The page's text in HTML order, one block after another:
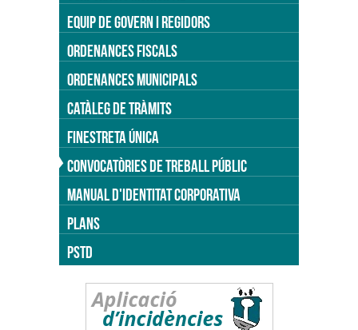
EQUIP DE GOVERN I REGIDORS
ORDENANCES FISCALS
ORDENANCES MUNICIPALS
CATÀLEG DE TRÀMITS
FINESTRETA ÚNICA
CONVOCATÒRIES DE TREBALL PÚBLIC
MANUAL D'IDENTITAT CORPORATIVA
PLANS
PSTD